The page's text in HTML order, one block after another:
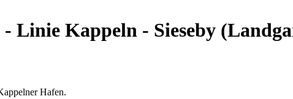
Linie Kappeln - Sieseby
Hafen.